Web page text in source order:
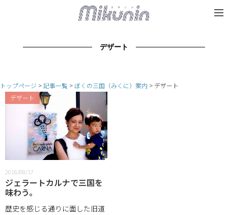
デザート
トップページ 記事一覧 ぼくの三国（みくに）案内
デザート
デザート
2016/08/17
ジェラートカルナで三国を
味わう。
歴史を感じる通りに面した旧道